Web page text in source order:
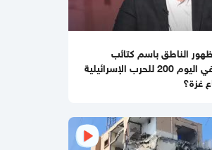
العميلة بعد تنفيذ
من اتفاق وقف إطلاق
قاعدة عسكرية في غزة
الناطق باسم كتائب
القسام في اليوم 200 للحرب الإسرائيلية
غزة؟